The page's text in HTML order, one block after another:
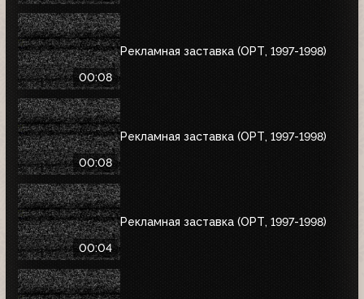
00:08
Рекламная заставка (ОРТ, 1997-1998)
00:08
Рекламная заставка (ОРТ, 1997-1998)
00:04
Рекламная заставка (ОРТ, 1997-1998)